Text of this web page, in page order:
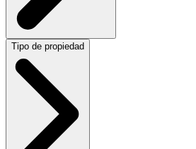
Tipo de propiedad